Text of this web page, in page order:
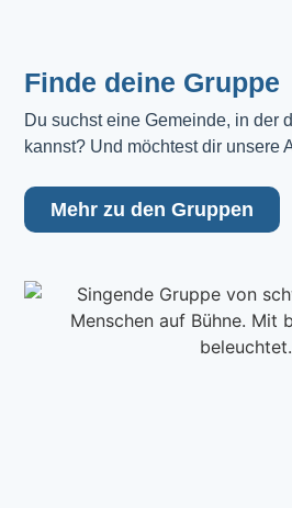
Finde deine Gruppe
Du suchst eine Gemeinde, in der
kannst? Und möchtest dir unsere
Mehr zu den Gruppen